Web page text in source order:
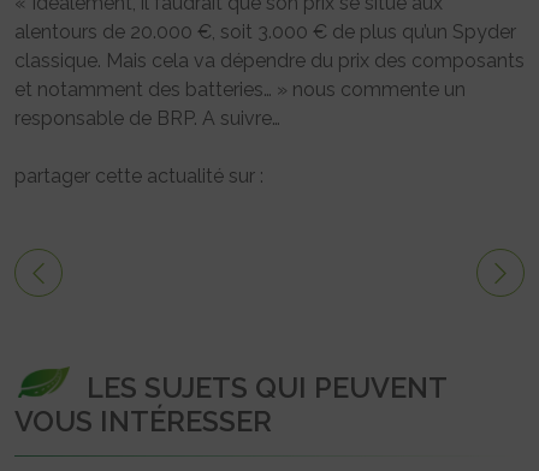
alentours de 20.000 €, soit 3.000 € de plus qu’un Spyder
classique. Mais cela va dépendre du prix des composants
et notamment des batteries… » nous commente un
responsable de BRP. A suivre…
partager cette actualité sur :
LES SUJETS QUI PEUVENT
VOUS INTÉRESSER